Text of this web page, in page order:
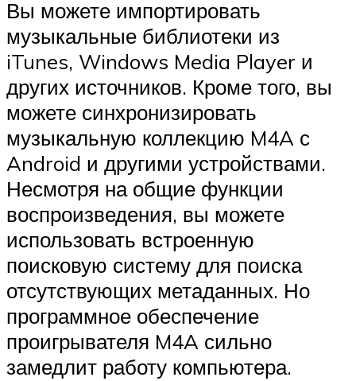
Вы можете импортировать
музыкальные библиотеки из
iTunes, Windows Media Player и
других источников. Кроме того, вы
можете синхронизировать
музыкальную коллекцию M4A с
Android и другими устройствами.
Несмотря на общие функции
воспроизведения, вы можете
использовать встроенную
поисковую систему для поиска
отсутствующих метаданных. Но
программное обеспечение
проигрывателя M4A сильно
замедлит работу компьютера.